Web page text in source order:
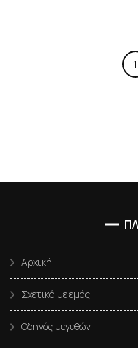
1
Αρχική
Σχετικά με εμάς
Οδηγός μεγεθών